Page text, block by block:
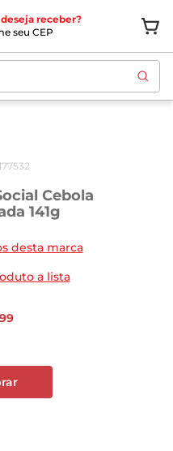
receber?
seu CEP
Cebola
141g
desta marca
a lista
99